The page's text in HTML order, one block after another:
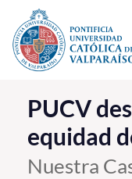
Click acá para ir
La Universidad
Investigación,
PUCV Internacional
PUCV
equidad
Nuestra